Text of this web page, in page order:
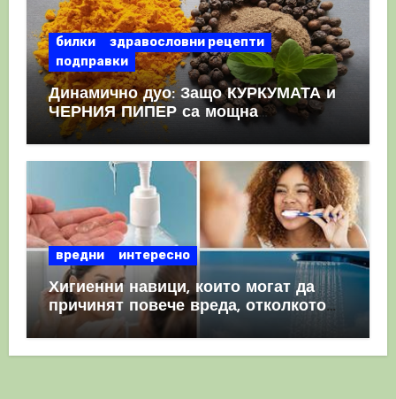
билки
здравословни рецепти
подправки
Динамично дуо: Защо КУРКУМАТА и
ЧЕРНИЯ ПИПЕР са мощна
комбинация
вредни интересно
Хигиенни навици, които могат да
причинят повече вреда, отколкото
полза